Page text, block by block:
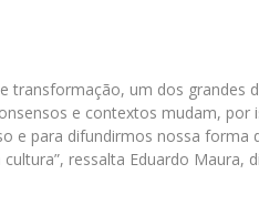
transformação, um dos grandes
e contextos mudam,
e para difundirmos nossa forma
ressalta Eduardo